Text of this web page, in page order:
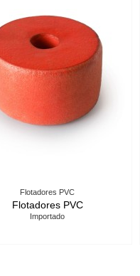
Accesorios para Redes